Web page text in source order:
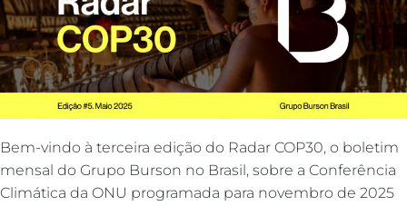
Bem-vindo à terceira edição do Radar COP30, o boletim
mensal do Grupo Burson no Brasil, sobre a Conferência
Climática da ONU programada para novembro de 2025